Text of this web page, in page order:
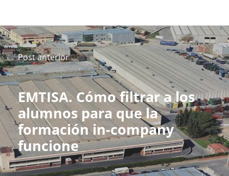
Post anterior
EMTISA. Cómo filtrar a los
alumnos para que la
formación in-company
funcione